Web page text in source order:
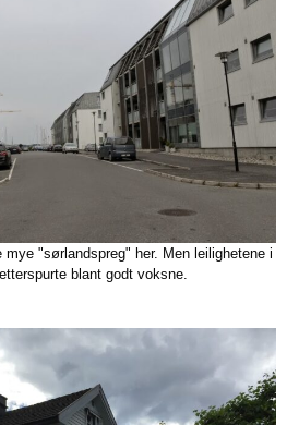
"sørlandspreg" her. Men leilighetene i
blant godt voksne.